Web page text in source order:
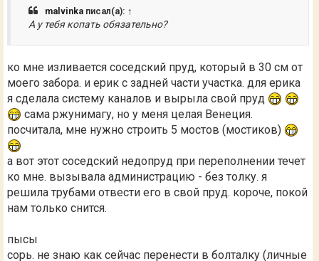
malvinka писал(а): ↑
А у тебя копать обязательно?
ко мне изливается соседский пруд, который в 30 см от
моего забора. и ерик с задней части участка. для ерика
я сделала систему каналов и вырыла свой пруд
сама ржунимагу, но у меня целая Венеция.
посчитала, мне нужно строить 5 мостов (мостиков)
а вот этот соседский недопруд при переполнении течет
ко мне. вызывала администрацию - без толку. я
решила трубами отвести его в свой пруд. короче, покой
нам только снится.
пысы
сорь. не знаю как сейчас перенести в болталку (личные